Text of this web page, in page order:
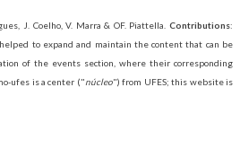
J. Coelho, V. Marra & OF. Piattella. Contributions:
to expand and maintain the content that can be
of the events section, where their corresponding
ufes is a center ("núcleo") from UFES; this website is